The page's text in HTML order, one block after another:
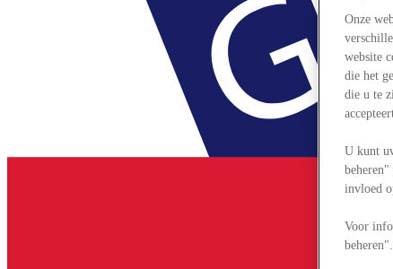
Onze
website
die het
die u te
U kunt
invloed
Voor
beheren".